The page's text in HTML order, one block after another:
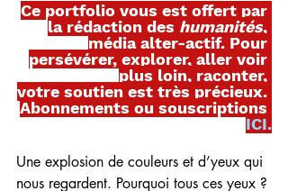
Ce portfolio vous est offert par
la rédaction des humanités,
média alter-actif. Pour
persévérer, explorer, aller voir
plus loin, raconter,
votre soutien est très précieux.
Abonnements ou souscriptions
ICI.
Une explosion de couleurs et d’yeux qui
nous regardent. Pourquoi tous ces yeux ?